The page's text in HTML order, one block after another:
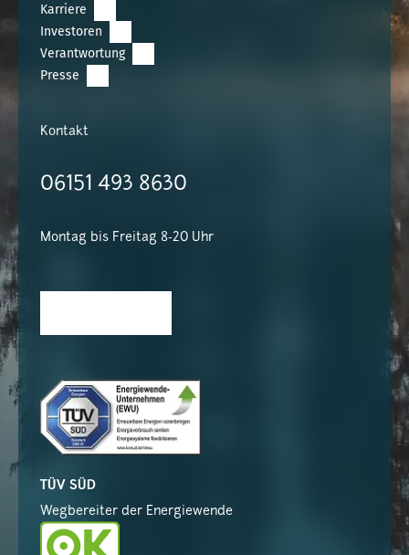
Karriere
Investoren
Verantwortung
Presse
Kontakt
06151 493 8630
Montag bis Freitag 8-20 Uhr
TÜV SÜD
Wegbereiter der Energiewende